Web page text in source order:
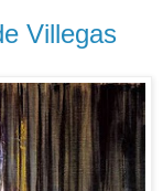
Villegas